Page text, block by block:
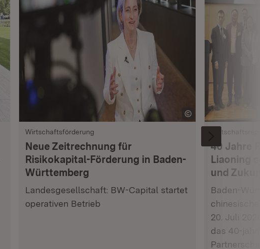
Wirtschaftsförderung
Neue Zeitrechnung für
Risikokapital-Förderung in Baden-
Württemberg
Landesgesellschaft: BW-Capital startet
operativen Betrieb
40 Jahre
Liaoning
und
Baden-
20. Juli
das 40-